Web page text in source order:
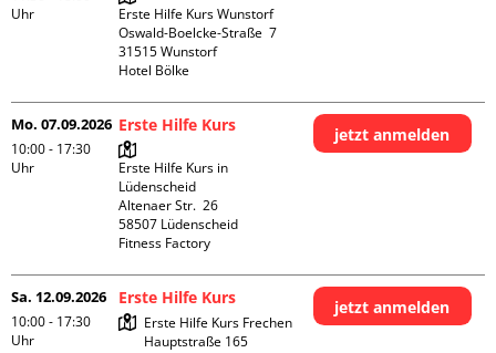
Uhr
Erste Hilfe Kurs Wunstorf
Oswald-Boelcke-Straße  7
31515 Wunstorf
Hotel Bölke
Mo. 07.09.2026
10:00 - 17:30
Uhr
Erste Hilfe Kurs
Erste Hilfe Kurs in
Lüdenscheid
Altenaer Str.  26
58507 Lüdenscheid
Fitness Factory
jetzt anmelden
Sa. 12.09.2026
10:00 - 17:30
Uhr
Erste Hilfe Kurs
Erste Hilfe Kurs Frechen
Hauptstraße 165
jetzt anmelden